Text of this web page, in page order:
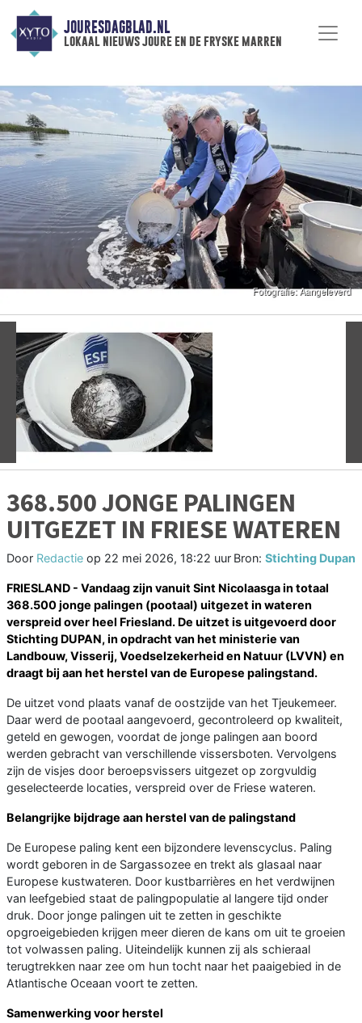
JOURESDAGBLAD.NL
lokaal nieuws joure en de fryske marren
Vorige
368.500 JONGE PALINGEN
UITGEZET IN FRIESE WATEREN
Door Redactie op 22 mei 2026, 18:22 uur Bron: Stichting Dupan
FRIESLAND - Vandaag zijn vanuit Sint Nicolaasga in totaal
368.500 jonge palingen (pootaal) uitgezet in wateren
verspreid over heel Friesland. De uitzet is uitgevoerd door
Stichting DUPAN, in opdracht van het ministerie van
Landbouw, Visserij, Voedselzekerheid en Natuur (LVVN) en
draagt bij aan het herstel van de Europese palingstand.
De uitzet vond plaats vanaf de oostzijde van het Tjeukemeer.
Daar werd de pootaal aangevoerd, gecontroleerd op kwaliteit,
geteld en gewogen, voordat de jonge palingen aan boord
werden gebracht van verschillende vissersboten. Vervolgens
zijn de visjes door beroepsvissers uitgezet op zorgvuldig
geselecteerde locaties, verspreid over de Friese wateren.
Belangrijke bijdrage aan herstel van de palingstand
De Europese paling kent een bijzondere levenscyclus. Paling
wordt geboren in de Sargassozee en trekt als glasaal naar
Europese kustwateren. Door kustbarrières en het verdwijnen
van leefgebied staat de palingpopulatie al langere tijd onder
druk. Door jonge palingen uit te zetten in geschikte
opgroeigebieden krijgen meer dieren de kans om uit te groeien
tot volwassen paling. Uiteindelijk kunnen zij als schieraal
terugtrekken naar zee om hun tocht naar het paaigebied in de
Atlantische Oceaan voort te zetten.
Samenwerking voor herstel